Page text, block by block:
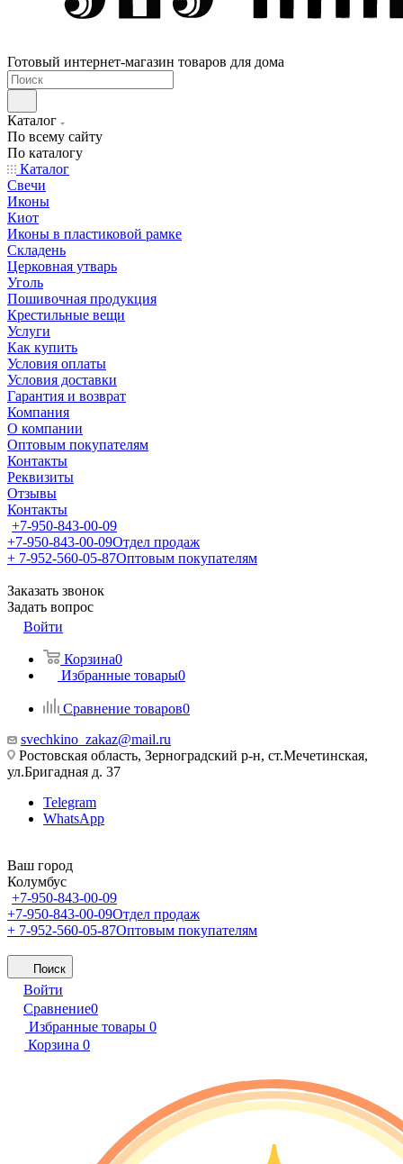
Готовый интернет-магазин товаров для дома
Каталог
По всему сайту
По каталогу
Каталог
Свечи
Иконы
Киот
Иконы в пластиковой рамке
Складень
Церковная утварь
Уголь
Пошивочная продукция
Крестильные вещи
Услуги
Как купить
Условия оплаты
Условия доставки
Гарантия и возврат
Компания
О компании
Оптовым покупателям
Контакты
Реквизиты
Отзывы
Контакты
+7-950-843-00-09
+7-950-843-00-09Отдел продаж
+ 7-952-560-05-87Оптовым покупателям
Заказать звонок
Задать вопрос
Войти
Корзина0
Избранные товары0
Сравнение товаров0
svechkino_zakaz@mail.ru
Ростовская область, Зерноградский р-н, ст.Мечетинская,
ул.Бригадная д. 37
Telegram
WhatsApp
Ваш город
Колумбус
+7-950-843-00-09
+7-950-843-00-09Отдел продаж
+ 7-952-560-05-87Оптовым покупателям
Поиск
Войти
Сравнение0
Избранные товары 0
Корзина 0